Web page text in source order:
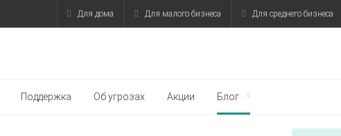
Для дома Для малого бизнеса Для среднего бизнеса
Поддержка Об угрозах Акции Блог